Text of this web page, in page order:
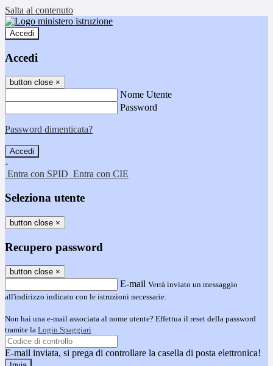
Salta al contenuto
Accedi
Accedi
button close ×
Nome Utente
Password
Password dimenticata?
-
Entra con SPID Entra con CIE
Seleziona utente
button close ×
Recupero password
button close ×
E-mail Verrà inviato un messaggio
all'indirizzo indicato con le istruzioni necessarie.
Non hai una e-mail associata al nome utente? Effettua il reset della password
tramite la Login Spaggiari
E-mail inviata, si prega di controllare la casella di posta elettronica!